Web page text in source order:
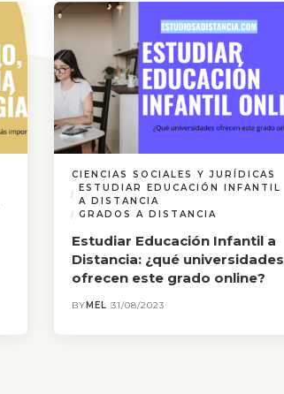
CIENCIAS SOCIALES Y JURÍDICAS
ESTUDIAR EDUCACIÓN INFANTIL
A DISTANCIA
GRADOS A DISTANCIA
Estudiar Educación Infantil a
Distancia: ¿qué universidades
ofrecen este grado online?
BY MEL 31/08/2023